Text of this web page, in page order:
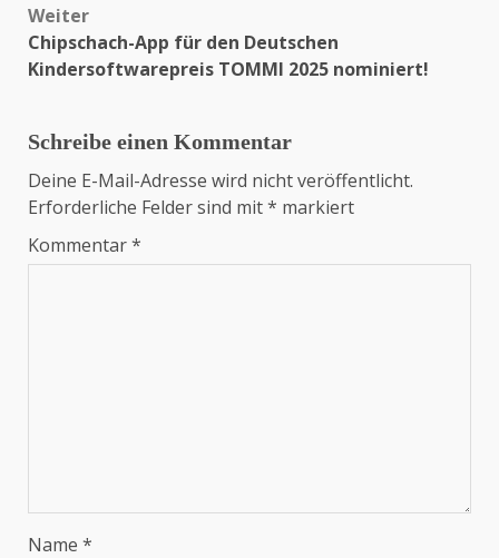
Weiter
Chipschach-App für den Deutschen
Kindersoftwarepreis TOMMI 2025 nominiert!
Schreibe einen Kommentar
Deine E-Mail-Adresse wird nicht veröffentlicht.
Erforderliche Felder sind mit* markiert
Kommentar*
Name *